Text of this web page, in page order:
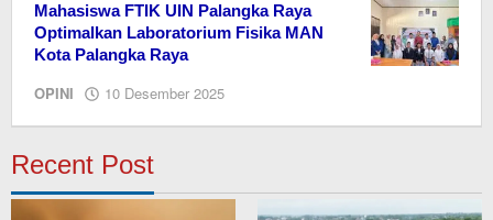
Mahasiswa FTIK UIN Palangka Raya
Optimalkan Laboratorium Fisika MAN
Kota Palangka Raya
OPINI 10 Desember 2025
Recent Post